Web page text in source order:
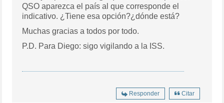
QSO aparezca el país al que corresponde el
indicativo. ¿Tiene esa opción?¿dónde está?
Muchas gracias a todos por todo.
P.D. Para Diego: sigo vigilando a la ISS.
Responder Citar